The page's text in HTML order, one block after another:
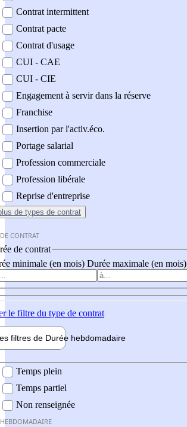
Contrat intermittent
Contrat pacte
Contrat d'usage
CUI - CAE
CUI - CIE
Engagement à servir dans la réserve
Franchise
Insertion par l'activ.éco.
Portage salarial
Profession commerciale
Profession libérale
Reprise d'entreprise
de types de contrat
CONTRAT
de contrat
minimale (en mois) Durée maximale (en mois)
le filtre du type de contrat
filtres de Durée hebdomadaire
Temps plein
Temps partiel
Non renseignée